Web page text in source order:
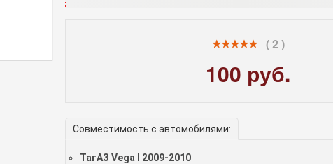
( 2 )
100 руб.
Совместимость с автомобилями:
ТагАЗ Vega I 2009-2010